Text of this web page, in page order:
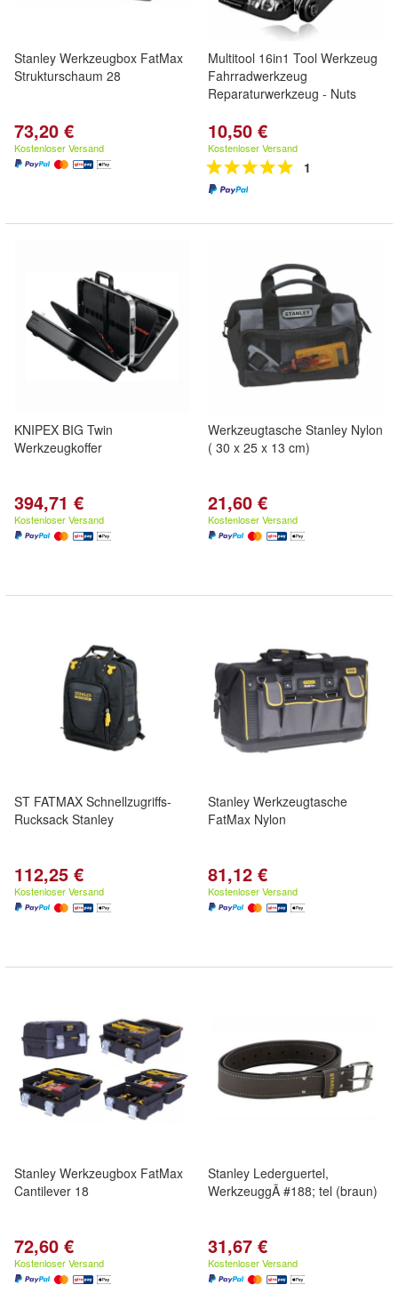
Stanley Werkzeugbox FatMax
Strukturschaum 28
73,20 €
Kostenloser Versand
Multitool 16in1 Tool Werkzeug
Fahrradwerkzeug
Reparaturwerkzeug - Nuts
10,50 €
Kostenloser Versand
1
KNIPEX BIG Twin
Werkzeugkoffer
394,71 €
Kostenloser Versand
Werkzeugtasche Stanley Nylon
( 30 x 25 x 13 cm)
21,60 €
Kostenloser Versand
ST FATMAX Schnellzugriffs-
Rucksack Stanley
112,25 €
Kostenloser Versand
Stanley Werkzeugtasche
FatMax Nylon
81,12 €
Kostenloser Versand
Stanley Werkzeugbox FatMax
Cantilever 18
72,60 €
Kostenloser Versand
Stanley Lederguertel,
WerkzeuggÃ #188; tel (braun)
31,67 €
Kostenloser Versand